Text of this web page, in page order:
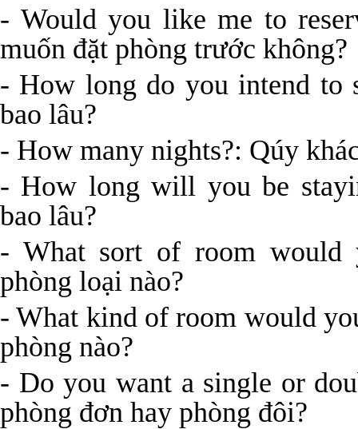
- Would you like me to
muốn đặt phòng trước không?
- How long do you intend to
bao lâu?
- How many nights?: Qúy
- How long will you be
bao lâu?
- What sort of room would
phòng loại nào?
- What kind of room would
phòng nào?
- Do you want a single or
phòng đơn hay phòng đôi?